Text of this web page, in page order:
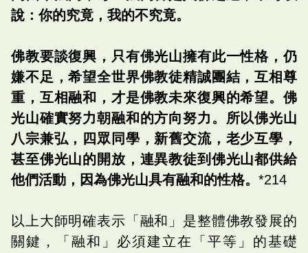
說：你的究竟，我的不究竟。
佛教要談復興，只有佛光山擁有此一性格，仍
嫌不足，希望全世界佛教徒精誠團結，互相尊
重，互相融和，才是佛教未來復興的希望。佛
光山確實努力朝融和的方向努力。所以佛光山
八宗兼弘，四眾同學，新舊交流，老少互學，
甚至佛光山的開放，連異教徒到佛光山都供給
他們活動，因為佛光山具有融和的性格。 *214
以上大師明確表示「融和」是整體佛教發展的
關鍵，「融和」必須建立在「平等」的基礎